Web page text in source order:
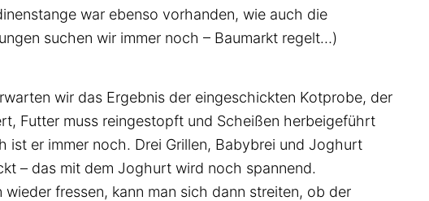
war ebenso vorhanden, wie auch die
suchen wir immer noch – Baumarkt regelt…)
wir das Ergebnis der eingeschickten Kotprobe, der
Futter muss reingestopft und Scheißen herbeigeführt
ist er immer noch. Drei Grillen, Babybrei und Joghurt
– das mit dem Joghurt wird noch spannend.
fressen, kann man sich dann streiten, ob der